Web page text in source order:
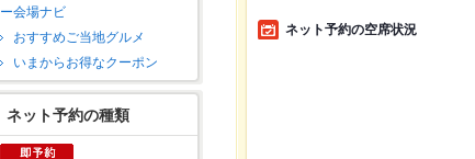
ー会場ナビ
おすすめご当地グルメ
いまからお得なクーポン
ネット予約の種類
ネット予約の空席状況